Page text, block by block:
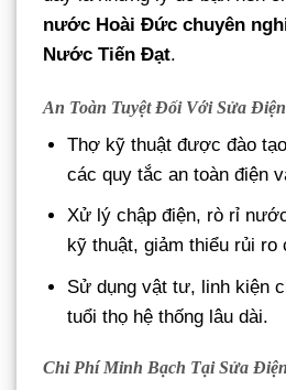
nước Hoài Đức chuyên
Nước Tiến Đạt.
An Toàn Tuyệt Đối Với Sửa
Thợ kỹ thuật được đào
các quy tắc an toàn điện
Xử lý chập điện, rò rỉ
kỹ thuật, giảm thiểu rủi ro
Sử dụng vật tư, linh kiện
tuổi thọ hệ thống lâu dài.
Chi Phí Minh Bạch Tại Sửa